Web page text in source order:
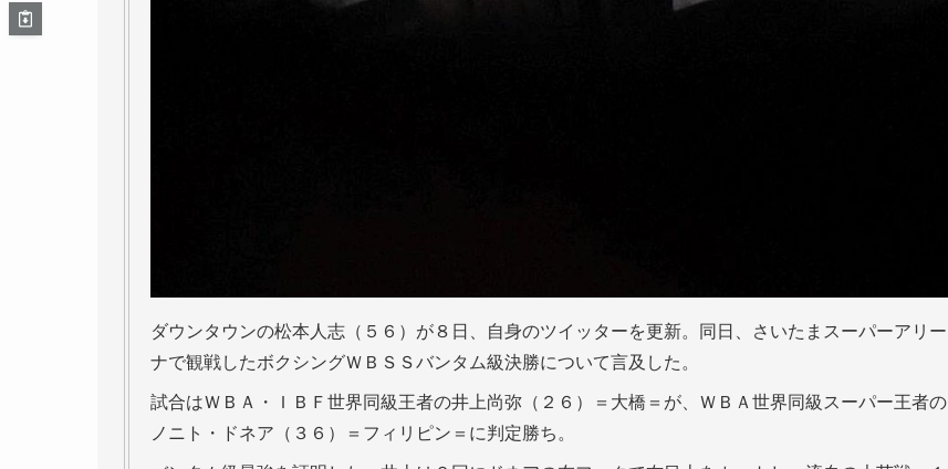
ダウンタウンの松本人志（５６）が８日、自身のツイッターを更新。同日、さいたまスーパーアリー
ナで観戦したボクシングＷＢＳＳバンタム級決勝について言及した。
試合はＷＢＡ・ＩＢＦ世界同級王者の井上尚弥（２６）＝大橋＝が、ＷＢＡ世界同級スーパー王者の
ノニト・ドネア（３６）＝フィリピン＝に判定勝ち。